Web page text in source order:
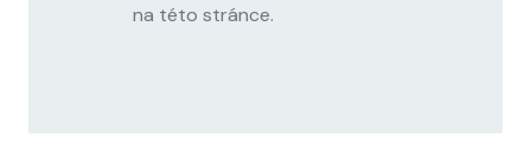
na této stránce.